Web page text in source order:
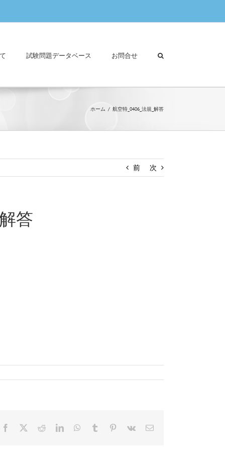
試験問題データベース お問合せ
ホーム 航空特_0406_法規_解答
前 次
答
Facebook RedditLinkedInWhatsApp
Tumblr Pinterest
Vk
電